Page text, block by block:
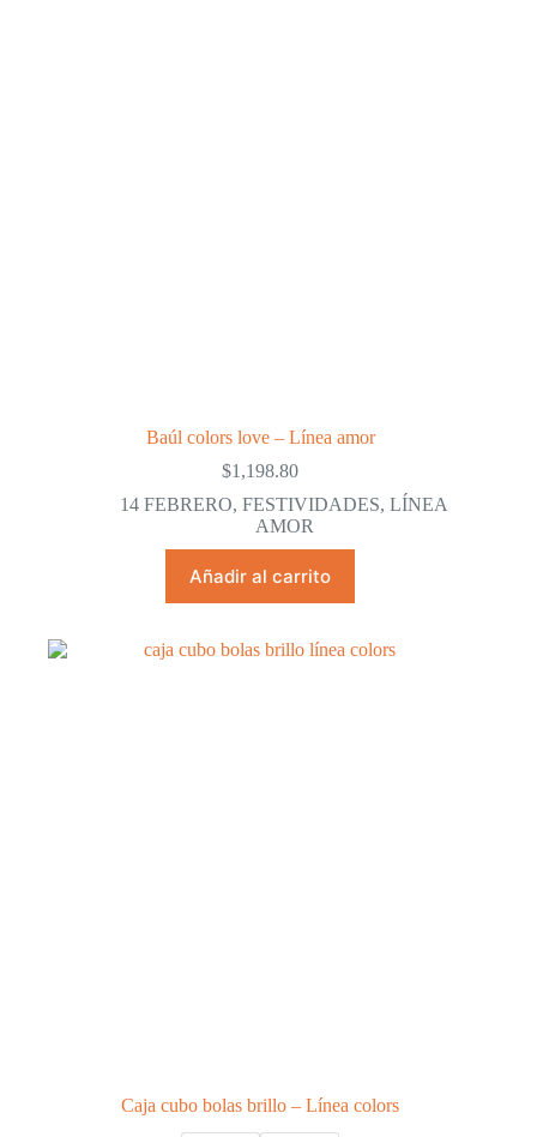
Baúl colors love – Línea amor
$1,198.80
14 FEBRERO,FESTIVIDADES,LÍNEA
AMOR
Añadir al carrito
Caja cubo bolas brillo – Línea colors